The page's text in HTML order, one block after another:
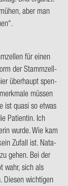
aber man
für einen
der Stamm­zell­
über­haupt spen­
müs­sen
ist quasi so etwas
Pa­ti­en­tin. Ich
wurde. Wie kam
Zu­fall ist. Na­ta­
gehen. Bei der
wahr, sich als
Die­sen wich­ti­gen